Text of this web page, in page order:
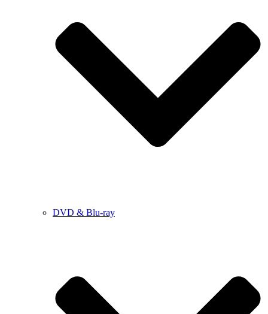
DVD & Blu-ray